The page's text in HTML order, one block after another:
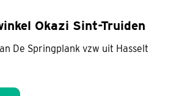
Okazi Sint-Truiden
De Springplank vzw uit Hasselt